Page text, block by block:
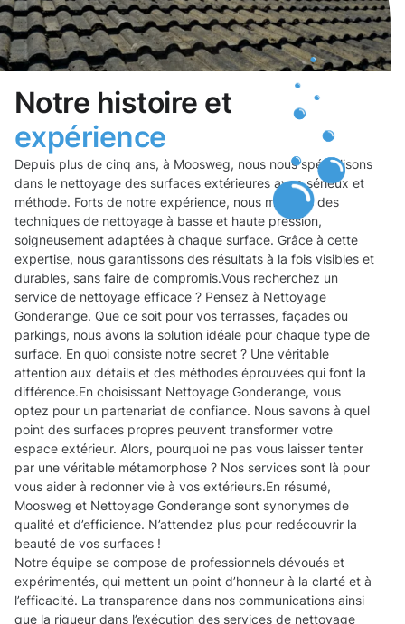
Notre histoire et
expérience
Depuis plus de cinq ans, à Moosweg, nous nous spécialisons
dans le nettoyage des surfaces extérieures avec sérieux et
méthode. Forts de notre expérience, nous manions des
techniques de nettoyage à basse et haute pression,
soigneusement adaptées à chaque surface. Grâce à cette
expertise, nous garantissons des résultats à la fois visibles et
durables, sans faire de compromis.Vous recherchez un
service de nettoyage efficace ? Pensez à Nettoyage
Gonderange. Que ce soit pour vos terrasses, façades ou
parkings, nous avons la solution idéale pour chaque type de
surface. En quoi consiste notre secret ? Une véritable
attention aux détails et des méthodes éprouvées qui font la
différence.En choisissant Nettoyage Gonderange, vous
optez pour un partenariat de confiance. Nous savons à quel
point des surfaces propres peuvent transformer votre
espace extérieur. Alors, pourquoi ne pas vous laisser tenter
par une véritable métamorphose ? Nos services sont là pour
vous aider à redonner vie à vos extérieurs.En résumé,
Moosweg et Nettoyage Gonderange sont synonymes de
qualité et d’efficience. N’attendez plus pour redécouvrir la
beauté de vos surfaces !
Notre équipe se compose de professionnels dévoués et
expérimentés, qui mettent un point d’honneur à la clarté et à
l’efficacité. La transparence dans nos communications ainsi
que la rigueur dans l’exécution des services de nettoyage